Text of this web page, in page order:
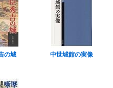
の城 中世城館の実像